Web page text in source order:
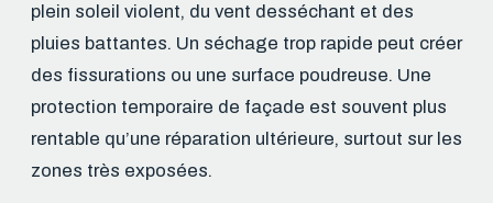
plein soleil violent, du vent desséchant et des
pluies battantes. Un séchage trop rapide peut créer
des fissurations ou une surface poudreuse. Une
protection temporaire de façade est souvent plus
rentable qu’une réparation ultérieure, surtout sur les
zones très exposées.